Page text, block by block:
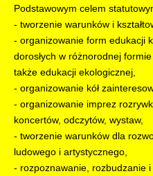
Podstawowym celem
- tworzenie warunków i
- organizowanie form edukacji
dorosłych w różnorodnej
także edukacji ekologicznej,
- organizowanie kół
- organizowanie imprez
koncertów, odczytów, wystaw,
- tworzenie warunków dla
ludowego i artystycznego,
- rozpoznawanie, rozbudzanie